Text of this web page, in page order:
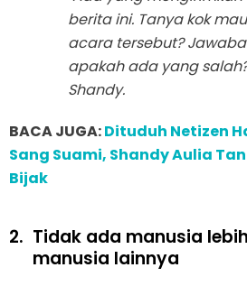
berita ini. Tanya kok
acara tersebut?
apakah ada yang
Shandy.
BACA JUGA:Dituduh Netizen
Sang Suami, Shandy Aulia
Bijak
2. Tidak ada manusia
manusia lainnya